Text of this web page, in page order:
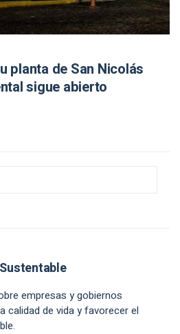
planta de San Nicolás
sigue abierto
empresas y gobiernos
calidad de vida y favorecer el